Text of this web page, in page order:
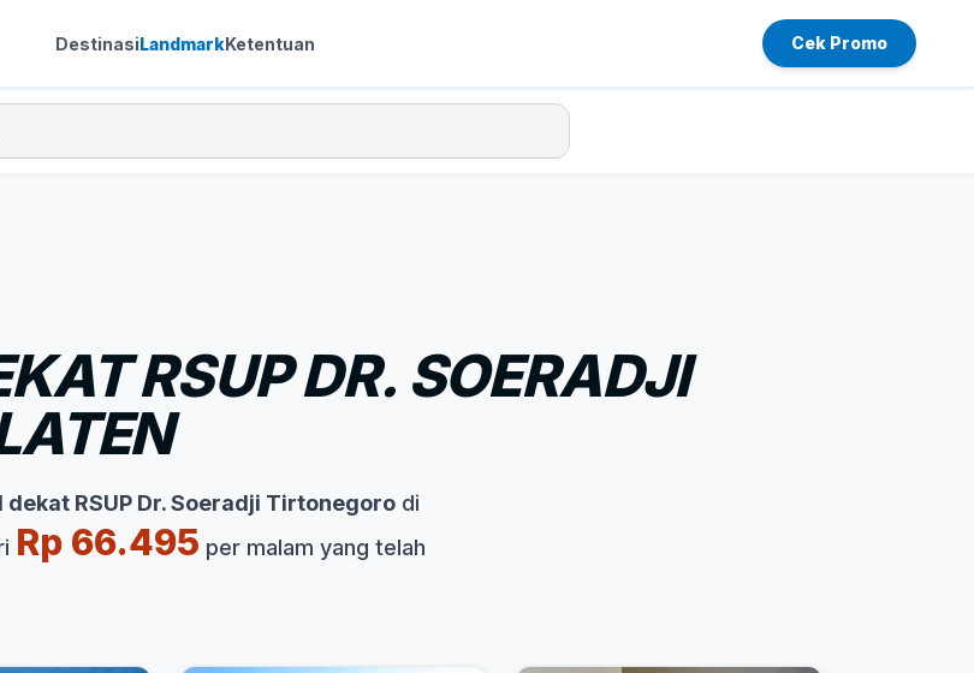
DestinasiLandmarkKetentuan Cek Promo
RSUP DR. SOERADJI
dekat RSUP Dr. Soeradji Tirtonegoro di
Rp 66.495 per malam yang telah